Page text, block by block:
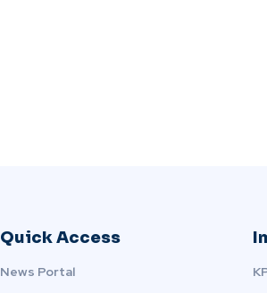
Quick Access
News Portal